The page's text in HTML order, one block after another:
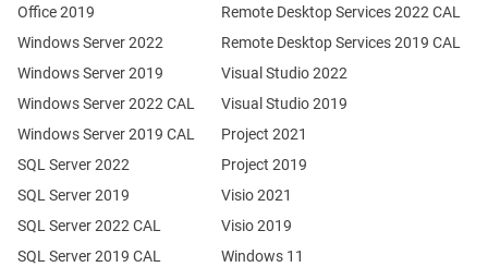
Office 2019
Windows Server 2022
Windows Server 2019
SQL Server 2022
SQL Server 2019
Windows Server 2022 CAL
Windows Server 2019 CAL
SQL Server 2022 CAL
SQL Server 2019 CAL
Remote Desktop Services 2022 CAL
Remote Desktop Services 2019 CAL
Visual Studio 2022
Visual Studio 2019
Project 2021
Project 2019
Visio 2021
Visio 2019
Windows 11